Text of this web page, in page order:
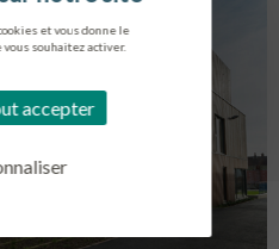
et vous donne le
souhaitez activer.
accepter